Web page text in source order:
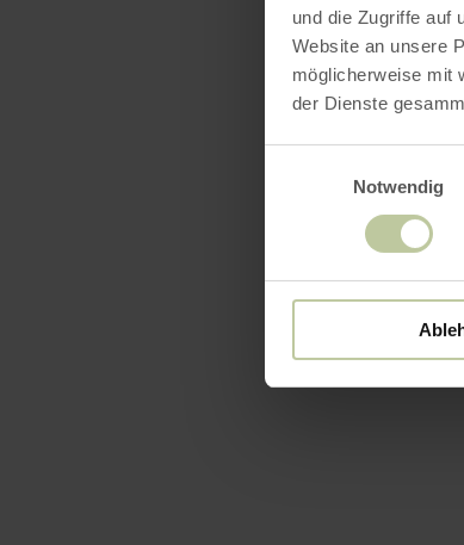
und die Zugriffe auf
Website an unsere
möglicherweise mit
der Dienste
Notwendig